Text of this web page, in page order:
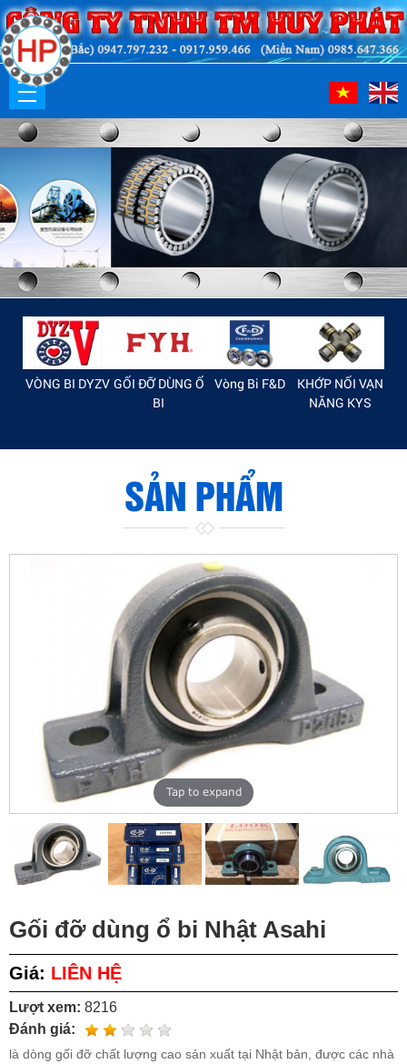
VÒNG BI DYZV GỐI ĐỠ DÙNG Ổ
BI
Vòng Bi F&D
KHỚP NỐI VẠN
NĂNG KYS
SẢN PHẨM
Tap to expand
Gối đỡ dùng ổ bi Nhật Asahi
Giá: LIÊN HỆ
Lượt xem: 8216
Đánh giá:
là dòng gối đỡ chất lượng cao sản xuất tại Nhật bản, được các nhà